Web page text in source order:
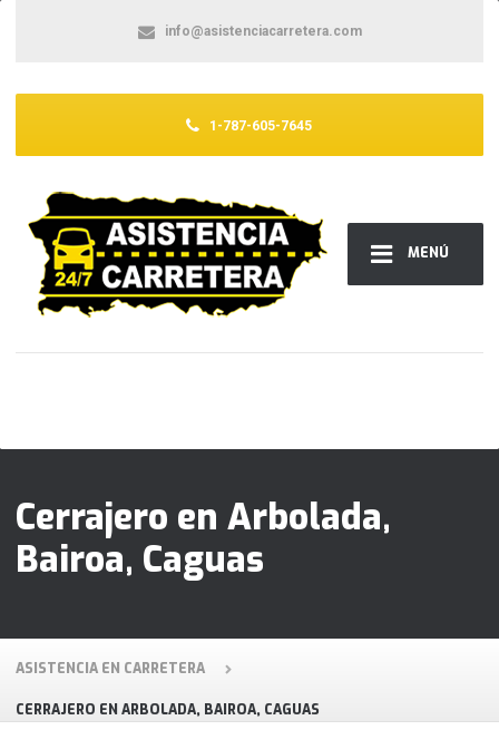
MENÚ
info@asistenciacarretera.com
1-787-605-7645
Cerrajero en Arbolada,
Bairoa, Caguas
ASISTENCIA EN CARRETERA
CERRAJERO EN ARBOLADA, BAIROA, CAGUAS